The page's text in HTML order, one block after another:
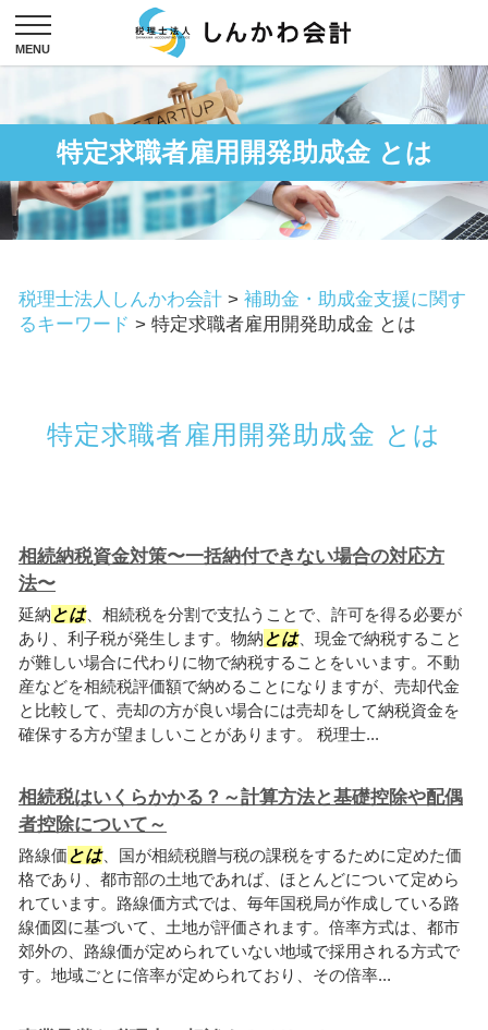
特定求職者雇用開発助成金 とは
税理士法人しんかわ会計 > 補助金・助成金支援に関す
るキーワード > 特定求職者雇用開発助成金 とは
特定求職者雇用開発助成金 とは
相続納税資金対策〜一括納付できない場合の対応方
法〜
延納 とは、相続税を分割で支払うことで、許可を得る必要が
あり、利子税が発生します。物納 とは、現金で納税すること
が難しい場合に代わりに物で納税することをいいます。不動
産などを相続税評価額で納めることになりますが、売却代金
と比較して、売却の方が良い場合には売却をして納税資金を
確保する方が望ましいことがあります。 税理士...
相続税はいくらかかる？～計算方法と基礎控除や配偶
者控除について～
路線価 とは、国が相続税贈与税の課税をするために定めた価
格であり、都市部の土地であれば、ほとんどについて定めら
れています。路線価方式では、毎年国税局が作成している路
線価図に基づいて、土地が評価されます。倍率方式は、都市
郊外の、路線価が定められていない地域で採用される方式で
す。地域ごとに倍率が定められており、その倍率...